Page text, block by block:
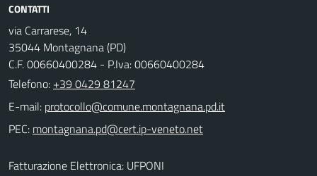
CONTATTI
via Carrarese, 14
35044 Montagnana (PD)
C.F. 00660400284 - P.Iva: 00660400284
Telefono: +39 0429 81247
E-mail:
PEC:
Fatturazione Elettronica: UFPONI